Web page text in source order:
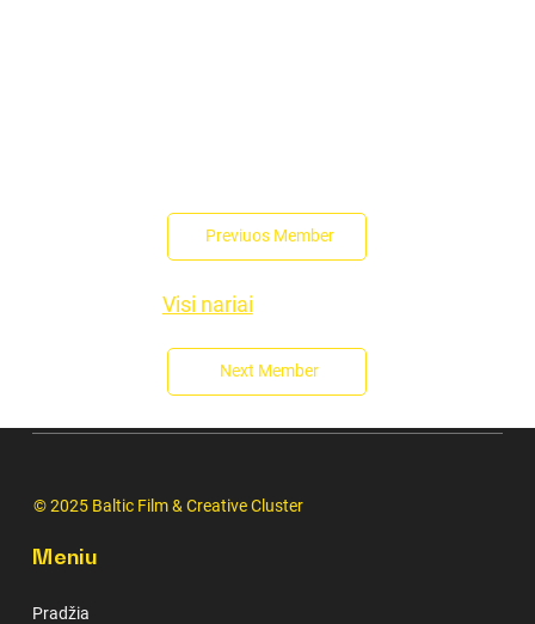
Previuos Member
Visi nariai
Next Member
© 2025 Baltic Film & Creative Cluster
Meniu
Pradžia